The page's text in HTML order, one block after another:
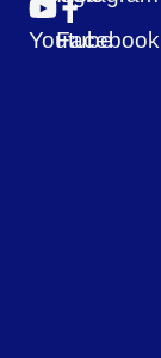
Youtube
Facebook